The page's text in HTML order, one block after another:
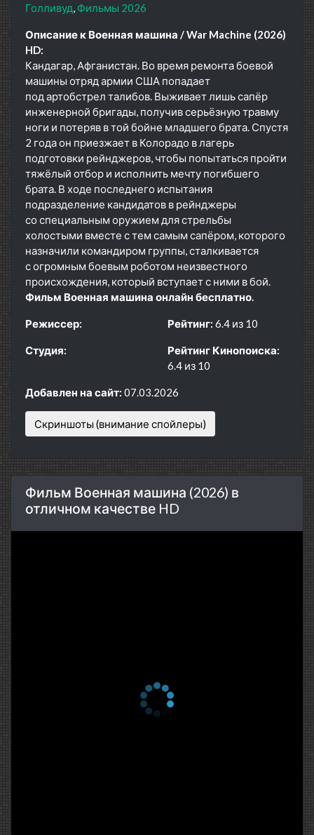
Голливуд Фильмы 2026
Описание к Военная машина / War Machine (2026)
HD:
Кандагар, Афганистан. Во время ремонта боевой
машины отряд армии США попадает
под артобстрел талибов. Выживает лишь сапёр
инженерной бригады, получив серьёзную травму
ноги и потеряв в той бойне младшего брата. Спустя
2 года он приезжает в Колорадо в лагерь
подготовки рейнджеров, чтобы попытаться пройти
тяжёлый отбор и исполнить мечту погибшего
брата. В ходе последнего испытания
подразделение кандидатов в рейнджеры
со специальным оружием для стрельбы
холостыми вместе с тем самым сапёром, которого
назначили командиром группы, сталкивается
с огромным боевым роботом неизвестного
происхождения, который вступает с ними в бой.
Фильм Военная машина онлайн бесплатно.
Режиссер:
Студия:
Рейтинг: 6.4 из 10
Рейтинг Кинопоиска:
6.4 из 10
Добавлен на сайт: 07.03.2026
Скриншоты (внимание спойлеры)
Фильм Военная машина (2026) в
отличном качестве HD